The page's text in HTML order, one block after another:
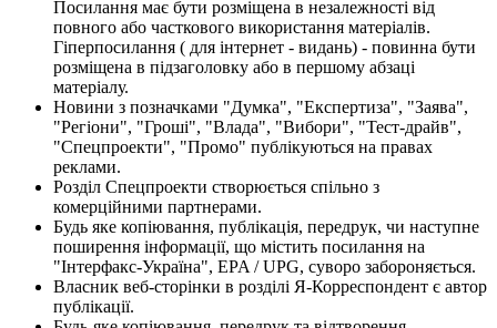
Посилання має бути розміщена в незалежності від
повного або часткового використання матеріалів.
Гіперпосилання ( для інтернет - видань) - повинна бути
розміщена в підзаголовку або в першому абзаці
матеріалу.
Новини з позначками "Думка", "Експертиза", "Заява",
"Регіони", "Гроші", "Влада", "Вибори", "Тест-драйв",
"Спецпроекти", "Промо" публікуються на правах
реклами.
Розділ Спецпроекти створюється спільно з
комерційними партнерами.
Будь яке копіювання, публікація, передрук, чи наступне
поширення інформації, що містить посилання на
"Інтерфакс-Україна", EPA / UPG, суворо забороняється.
Власник веб-сторінки в розділі Я-Корреспондент є автор
публікації.